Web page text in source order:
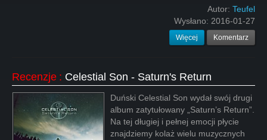
Autor: Teufel
Wysłano: 2016-01-27
Więcej Komentarz
Recenzje : Celestial Son - Saturn's Return
Duński Celestial Son wydał swój drugi
album zatytułowany „Saturn’s Return”.
Na tej długiej i pełnej emocji płycie
znajdziemy kolaż wielu muzycznych